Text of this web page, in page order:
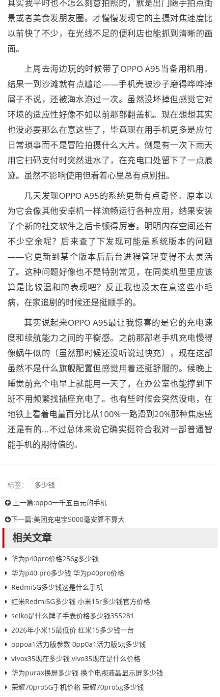
其实我平时也不怎么刻意拍照的，就是出门随手拍点街
景或者美食发朋友圈。才慢慢发现它的主摄对焦速度比
以前快了不少，在光线不足的便利店也能抓到清晰的画
面。
上周去海边玩的时候带了OPPO A95当备用机用。
结果一到沙滩就有点尴尬——手机壳被沙子磨得哗哗掉
屑子不说，还被海水泡过一次。虽然没坏掉但感觉它对
环境的适应性好像不如以前那部翻盖机。现在想想其实
也没必要那么在意这些了，毕竟现在用手机更多是应付
日常琐事而不是冒险拍摄什么大片。倒是有一次下雨天
用它扫码支付时突然进水了，在充电口处留下了一点痕
迹。虽然不影响使用但看着心里总有点别扭。
几天发现OPPO A95的系统更新有点奇怪。原本以
为它会像其他安卓机一样流畅运行各种应用，结果安装
了个新的社交软件之后卡顿得厉害。明明内存空间还有
不少空余呢？后来查了下发现可能是系统版本的问题
——它更新到某个版本后后台进程管理变得不太灵活
了。这种问题好像也不是特别常见，在同类机型里应该
算是比较温和的表现吧？反正我也没太在意这些小毛
病，在家追剧的时候还是挺顺手的。
其实说起来OPPO A95最让我惊喜的是它的充电速
度和续航能力之间的平衡感。之前那部老手机充电慢得
像蜗牛似的（虽然那时候还没听说过快充），现在这部
虽然不是什么旗舰配置但感觉用着还挺舒服的。候晚上
睡觉前充个电早上就能用一天了，在办公室也能撑到下
班不用频繁找插座充电了。也有些时候会突然没电，在
地铁上看着电量百分比从100%一路滑到20%那种焦虑感
还是有的...不过总体来说它确实挺符合我对一部普通智
能手机的期待值的。
标签：
多少钱
上一篇:oppo一千五百元的手机
下一篇:美团充电宝5000毫安算不算大
相关文章
华为p40pro价格256g多少钱
华为p40 pro多少钱 华为p40pro价格
Redmi5G多少钱这是什么手机
红米Redmi5G多少钱 小米15r多少钱官方价格
selko是什么牌子手表价格多少钱355281
2026年小米15最低价 红米15多少钱一台
oppoa1活力版参数 0pp0a1活力版5g多少钱
vivox35现在多少钱 vivo35现在是什么价格
华为purax换屏多少钱 换个电视液晶显示屏多少钱
荣耀70pro5G手机价格 荣耀70pro5g多少钱